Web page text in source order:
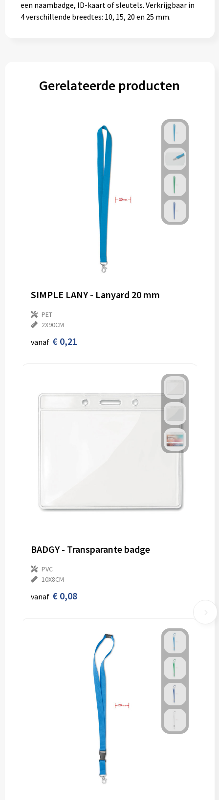
een naambadge, ID-kaart of sleutels. Verkrijgbaar in
4 verschillende breedtes: 10, 15, 20 en 25 mm.
Gerelateerde producten
SIMPLE LANY - Lanyard 20 mm
PET
2X90CM
vanaf € 0,21
BADGY - Transparante badge
PVC
10X8CM
vanaf € 0,08